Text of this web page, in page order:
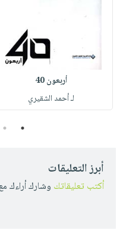
أربعون 40
لـ أحمد الشقيري
1
2
أبرز التعليقات
أكتب تعليقاتك وشارك أراءك